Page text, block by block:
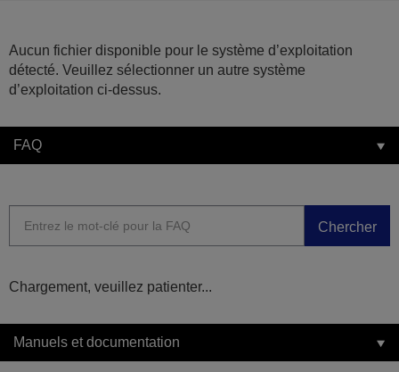
Aucun fichier disponible pour le système d’exploitation
détecté. Veuillez sélectionner un autre système
d’exploitation ci-dessus.
FAQ
Chercher
Chargement, veuillez patienter...
Manuels et documentation